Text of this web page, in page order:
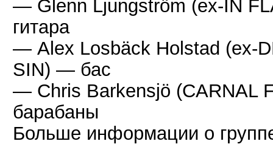
— Glenn Ljungström (ex-IN
гитара
— Alex Losbäck Holstad (ex-
SIN) — бас
— Chris Barkensjö (CARNAL
барабаны
Больше информации о